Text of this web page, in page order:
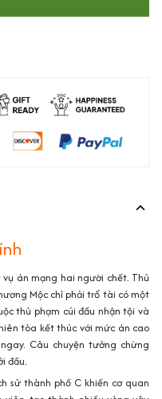
án mạng hai người chết. Thủ
Mộc chỉ phải trổ tài có một
thủ phạm cúi đầu nhận tội và
tòa kết thúc với mức án cao
Câu chuyện tưởng chừng
đầu.
sử thành phố C khiến cơ quan